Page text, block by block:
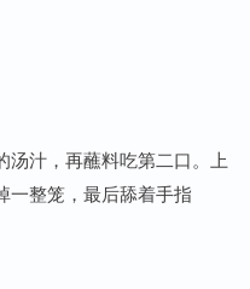
汤汁，再蘸料吃第二口。上
一整笼，最后舔着手指